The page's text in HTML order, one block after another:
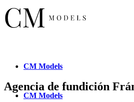
CM Models
CM Models
Agencia de fundición